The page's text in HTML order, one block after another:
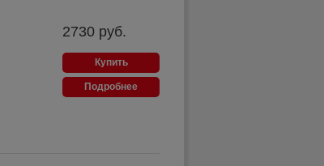
2730 руб.
Купить
Подробнее